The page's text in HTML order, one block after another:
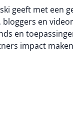
geeft met een
en
en
impact